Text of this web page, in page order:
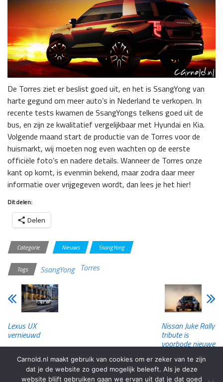
De Torres ziet er beslist goed uit, en het is SsangYong van
harte gegund om meer auto’s in Nederland te verkopen. In
recente tests kwamen de SsangYongs telkens goed uit de
bus, en zijn ze kwalitatief vergelijkbaar met Hyundai en Kia.
Volgende maand start de productie van de Torres voor de
huismarkt, wij moeten nog even wachten op de eerste
officiële foto’s en nadere details. Wanneer de Torres onze
kant op komt, is evenmin bekend, maar zodra daar meer
informatie over vrijgegeven wordt, dan lees je het hier!
Dit delen:
Delen
Categorie Nieuws SsangYong
Tags SsangYong Torres
Lexus UX
vernieuwd
Nissan Juke Rally
tribute is
voorbode nieuwe
Carnold.nl maakt gebruik van cookies om er zeker van te zijn
dat je de website zo goed mogelijk beleeft. Als je deze
website blijft gebruiken gaan we ervan uit dat je dat goed